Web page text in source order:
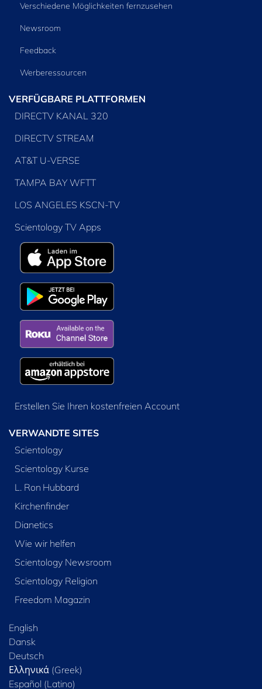
Verschiedene Möglichkeiten fernzusehen
Newsroom
Feedback
Werberessourcen
VERFÜGBARE PLATTFORMEN
DIRECTV KANAL 320
DIRECTV STREAM
AT&T U-VERSE
TAMPA BAY WFTT
LOS ANGELES KSCN-TV
Scientology TV Apps
Erstellen Sie Ihren kostenfreien Account
VERWANDTE SITES
Scientology
Scientology Kurse
L. Ron Hubbard
Kirchenfinder
Dianetics
Wie wir helfen
Scientology Newsroom
Scientology Religion
Freedom Magazin
English
Dansk
Deutsch
Ελληνικά (Greek)
Español (Latino)